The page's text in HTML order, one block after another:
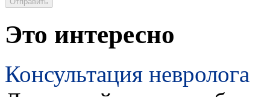
Это интересно
Консультация невролога